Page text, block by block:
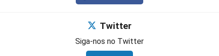
Twitter
Siga-nos no Twitter